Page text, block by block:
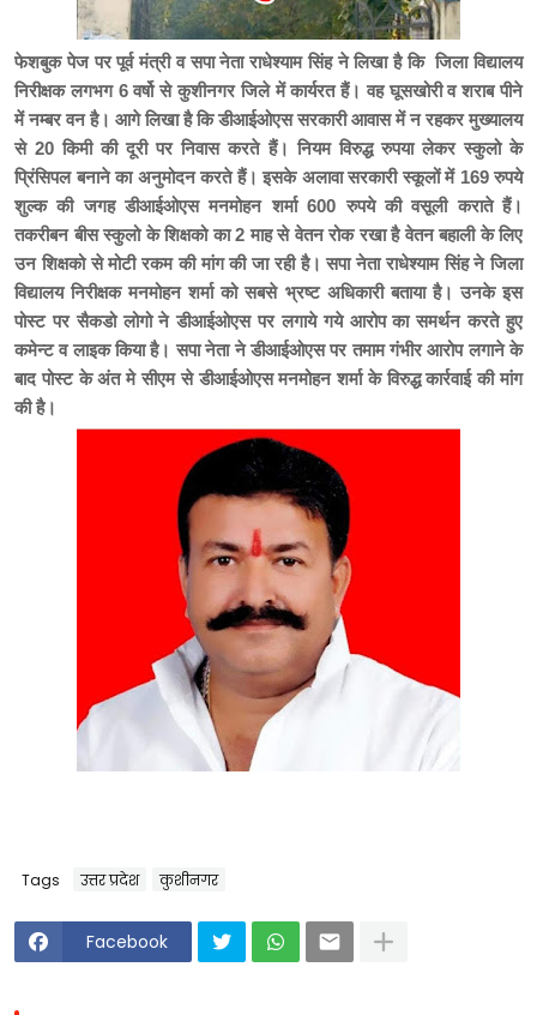
फेशबुक पेज पर पूर्व मंत्री व सपा नेता राधेश्याम सिंह ने लिखा है कि जिला विद्यालय
निरीक्षक लगभग 6 वर्षो से कुशीनगर जिले में कार्यरत हैं। वह घूसखोरी व शराब पीने
में नम्बर वन है। आगे लिखा है कि डीआईओएस सरकारी आवास में न रहकर मुख्यालय
से 20 किमी की दूरी पर निवास करते हैं। नियम विरुद्ध रुपया लेकर स्कुलो के
प्रिंसिपल बनाने का अनुमोदन करते हैं। इसके अलावा सरकारी स्कूलों में 169 रुपये
शुल्क की जगह डीआईओएस मनमोहन शर्मा 600 रुपये की वसूली कराते हैं।
तकरीबन बीस स्कुलो के शिक्षको का 2 माह से वेतन रोक रखा है वेतन बहाली के लिए
उन शिक्षको से मोटी रकम की मांग की जा रही है। सपा नेता राधेश्याम सिंह ने जिला
विद्यालय निरीक्षक मनमोहन शर्मा को सबसे भ्रष्ट अधिकारी बताया है। उनके इस
पोस्ट पर सैकडो लोगो ने डीआईओएस पर लगाये गये आरोप का समर्थन करते हुए
कमेन्ट व लाइक किया है। सपा नेता ने डीआईओएस पर तमाम गंभीर आरोप लगाने के
बाद पोस्ट के अंत मे सीएम से डीआईओएस मनमोहन शर्मा के विरुद्ध कार्रवाई की मांग
की है।
Tags उत्तर प्रदेश कुशीनगर
Facebook